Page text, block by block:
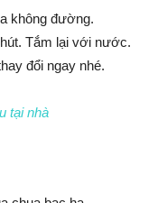
không đường.
Tắm lại với nước.
đổi ngay nhé.
tại nhà